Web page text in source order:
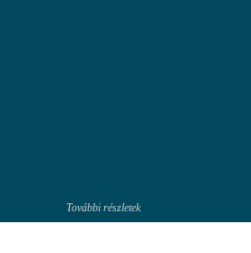
További részletek